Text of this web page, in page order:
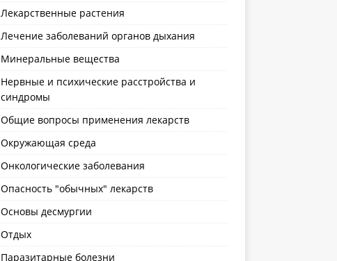
Лекарственные растения
Лечение заболеваний органов дыхания
Минеральные вещества
Нервные и психические расстройства и
синдромы
Общие вопросы применения лекарств
Окружающая среда
Онкологические заболевания
Опасность "обычных" лекарств
Основы десмургии
Отдых
Паразитарные болезни